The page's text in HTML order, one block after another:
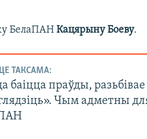
БелаПАНКацярыну Боеву.
ТАКСАМА:
баіцца праўды,
Чым адметны